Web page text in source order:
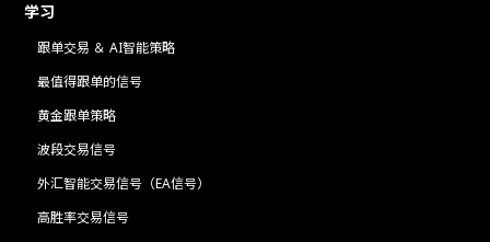
学习
跟单交易 ＆ AI智能策略
最值得跟单的信号
黄金跟单策略
波段交易信号
外汇智能交易信号（EA信号）
高胜率交易信号